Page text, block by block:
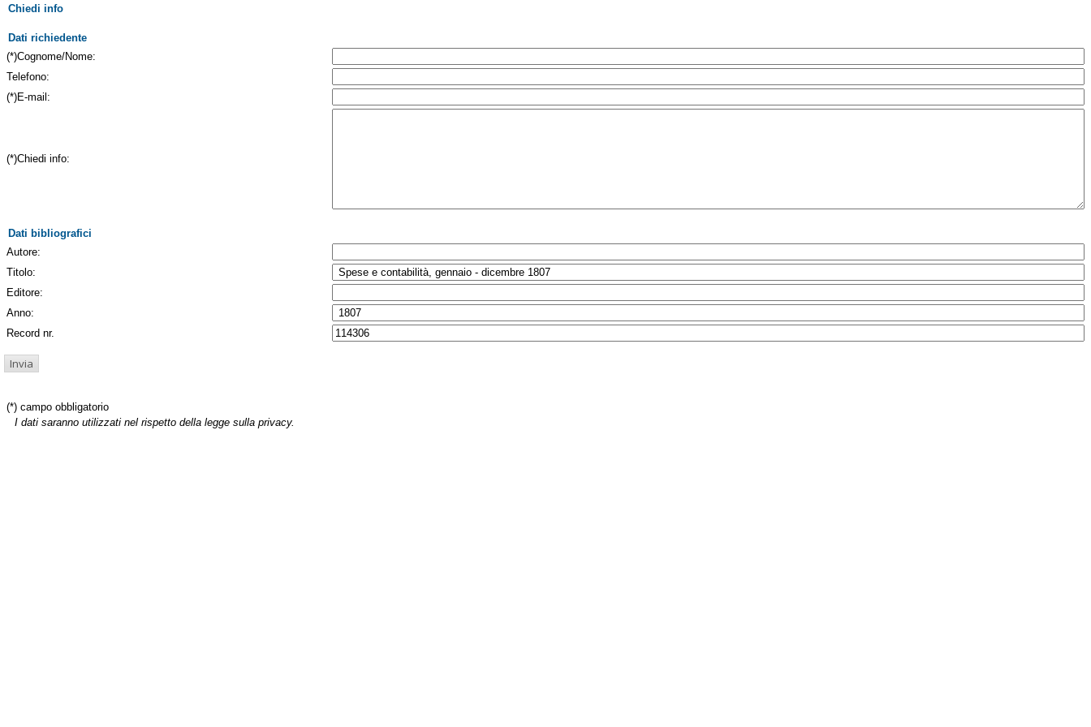
Chiedi info
Dati richiedente
(*)Cognome/Nome:
Telefono:
(*)E-mail:
(*)Chiedi info:
Dati bibliografici
Autore:
Titolo:
Editore:
Anno:
Record nr.
(*) campo obbligatorio
I dati saranno utilizzati nel rispetto della legge sulla privacy.